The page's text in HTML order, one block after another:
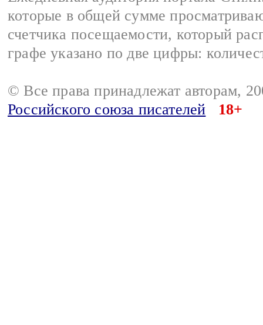
которые в общей сумме
счетчика посещаемости, который
графе указано по две цифры:
© Все права принадлежат авторам,
Российского союза писателей
18+